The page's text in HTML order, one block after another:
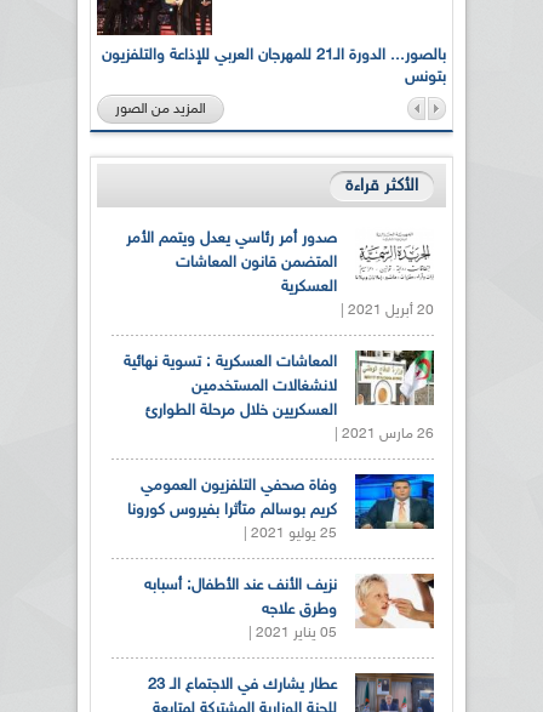
بالصور... الدورة الـ21 للمهرجان العربي للإذاعة والتلفزيون
بتونس
المزيد من الصور
الأكثر قراءة
صدور أمر رئاسي يعدل ويتمم الأمر
المتضمن قانون المعاشات
العسكرية
20 أبريل 2021 |
المعاشات العسكرية : تسوية نهائية
لانشغالات المستخدمين
العسكريين خلال مرحلة الطوارئ
26 مارس 2021 |
وفاة صحفي التلفزيون العمومي
كريم بوسالم متأثرا بفيروس كورونا
25 يوليو 2021 |
نزيف الأنف عند الأطفال: أسبابه
وطرق علاجه
05 يناير 2021 |
عطار يشارك في الاجتماع الـ 23